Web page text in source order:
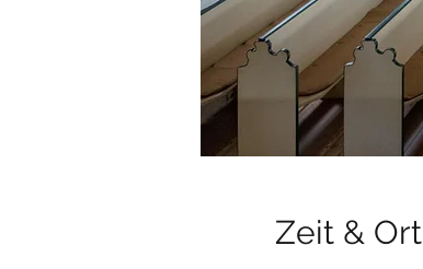
Zeit & Ort